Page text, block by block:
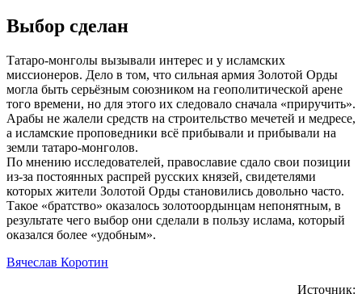
Выбор сделан
Татаро-монголы вызывали интерес и у исламских
миссионеров. Дело в том, что сильная армия Золотой Орды
могла быть серьёзным союзником на геополитической арене
того времени, но для этого их следовало сначала «приручить».
Арабы не жалели средств на строительство мечетей и медресе,
а исламские проповедники всё прибывали и прибывали на
земли татаро-монголов.
По мнению исследователей, православие сдало свои позиции
из-за постоянных распрей русских князей, свидетелями
которых жители Золотой Орды становились довольно часто.
Такое «братство» оказалось золотоордынцам непонятным, в
результате чего выбор они сделали в пользу ислама, который
оказался более «удобным».
Вячеслав Коротин
Источник: